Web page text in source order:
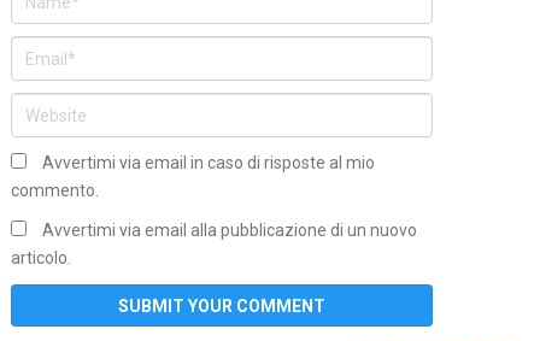
Avvertimi via email in caso di risposte al mio
commento.
Avvertimi via email alla pubblicazione di un nuovo
articolo.